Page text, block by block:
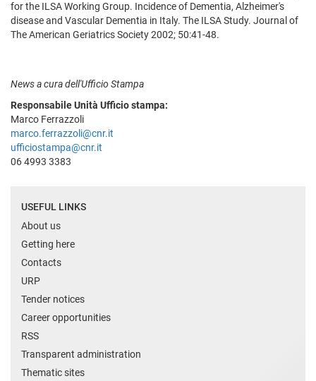
for the ILSA Working Group. Incidence of Dementia, Alzheimer's
disease and Vascular Dementia in Italy. The ILSA Study. Journal of
The American Geriatrics Society 2002; 50:41-48.
News a cura dell'Ufficio Stampa
Responsabile Unità Ufficio stampa:
Marco Ferrazzoli
marco.ferrazzoli@cnr.it
ufficiostampa@cnr.it
06 4993 3383
USEFUL LINKS
About us
Getting here
Contacts
URP
Tender notices
Career opportunities
RSS
Transparent administration
Thematic sites